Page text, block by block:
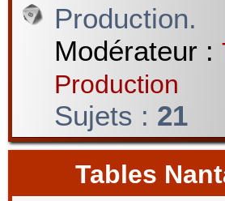
Production.
Modérateur :
Production
Sujets : 21
Tables